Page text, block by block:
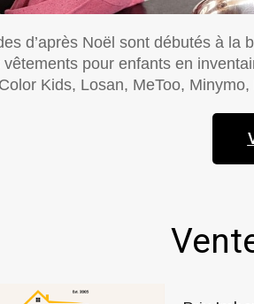
d’après Noël sont débutés à
vêtements pour enfants en
Kids, Losan, MeToo,